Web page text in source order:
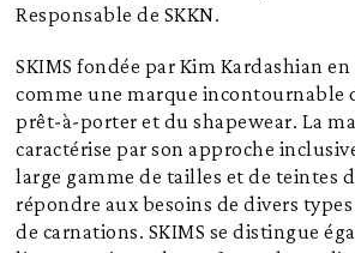
Responsable de SKKN.
SKIMS fondée par Kim Kardashian en
comme une marque incontournable
prêt-à-porter et du shapewear. La
caractérise par son approche
large gamme de tailles et de teintes
répondre aux besoins de divers
de carnations. SKIMS se distingue